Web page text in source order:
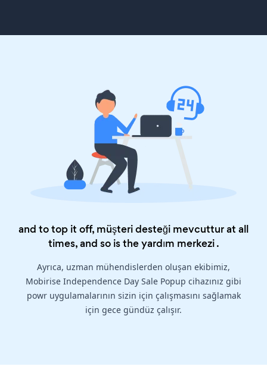
and to top it off, müşteri desteği mevcuttur at all
times, and so is theyardım merkezi.
Ayrıca, uzman mühendislerden oluşan ekibimiz,
Mobirise Independence Day Sale Popup cihazınız gibi
powr uygulamalarının sizin için çalışmasını sağlamak
için gece gündüz çalışır.